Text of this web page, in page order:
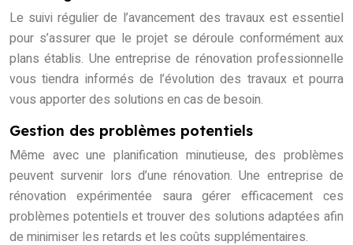
Le suivi régulier de l’avancement des travaux est essentiel
pour s’assurer que le projet se déroule conformément aux
plans établis. Une entreprise de rénovation professionnelle
vous tiendra informés de l’évolution des travaux et pourra
vous apporter des solutions en cas de besoin.
Gestion des problèmes potentiels
Même avec une planification minutieuse, des problèmes
peuvent survenir lors d’une rénovation. Une entreprise de
rénovation expérimentée saura gérer efficacement ces
problèmes potentiels et trouver des solutions adaptées afin
de minimiser les retards et les coûts supplémentaires.